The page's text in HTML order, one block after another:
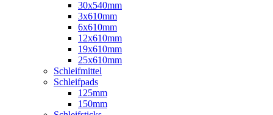
30x540mm
3x610mm
6x610mm
12x610mm
19x610mm
25x610mm
Schleifmittel
Schleifpads
125mm
150mm